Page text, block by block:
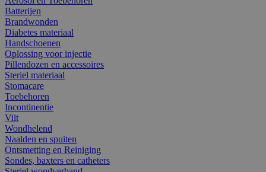
Batterijen
Brandwonden
Diabetes materiaal
Handschoenen
Oplossing voor injectie
Pillendozen en accessoires
Steriel materiaal
Stomacare
Toebehoren
Incontinentie
Vilt
Wondhelend
Naalden en spuiten
Ontsmetting en Reiniging
Sondes, baxters en catheters